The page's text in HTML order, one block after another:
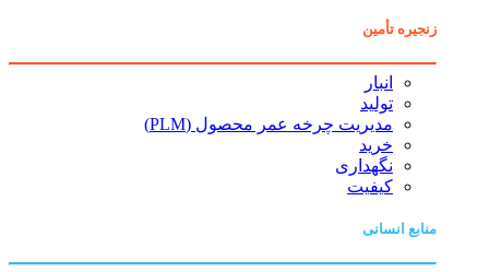
زنجیره تأمین
انبار
تولید
مدیریت چرخه عمر محصول (PLM)
خرید
نگهداری
کیفیت
منابع انسانی